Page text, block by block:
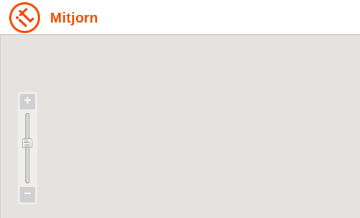
Mitjorn
+
−